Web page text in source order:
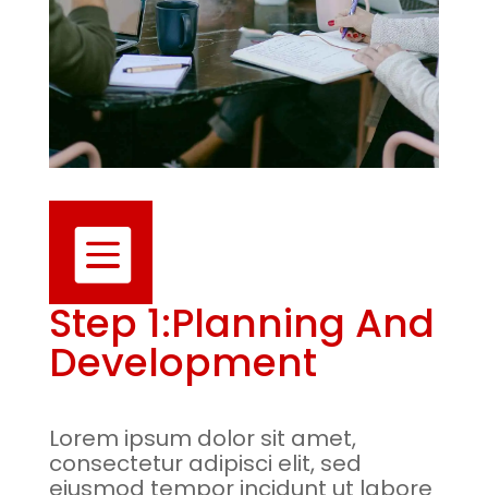

Step 1:Planning And
Development
Lorem ipsum dolor sit amet,
consectetur adipisci elit, sed
eiusmod tempor incidunt ut labore